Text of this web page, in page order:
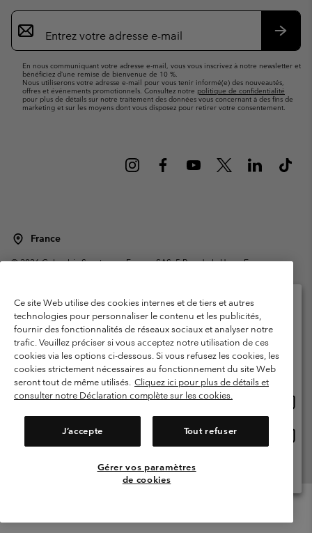
Inscription
par
e-
En nous communiquant votre adresse e-mail, vous vous inscrivez à notre newsletter et
bénéficiez d’une remise de bienvenue de 10 %.
Nous utiliserons votre adresse e-mail pour vous tenir informé(e) des nouveautés,
offres et événements promotionnels. Consultez notre politique de confidentialité
pour plus de détails sur notre traitement des données vous concernant à des fins de
marketing et sur les moyens dont vous disposez pour retirer votre consentement.
France
©2026Columbia Sportswear Europe SAS. 5 Rue de la Haye, Espace
Garanties Légales
Politique de confidentialité
Conditions d'utilisation - Membres
Conditions D'utilisation - Contenu généré par l'utilisateur
Impressum
Cookies
Public CBCR
Ce site Web utilise des cookies internes et de tiers et autres
technologies pour personnaliser le contenu et les publicités,
fournir des fonctionnalités de réseaux sociaux et analyser notre
trafic. Veuillez préciser si vous acceptez notre utilisation de ces
cookies via les options ci-dessous. Si vous refusez les cookies, les
cookies strictement nécessaires au fonctionnement du site Web
seront tout de même utilisés. Cliquez ici pour plus de détails et
consulter notre Déclaration complète sur les cookies.
J’accepte Tout refuser
Gérer vos paramètres
de cookies
Veuillez sélectionner votre pays d’expédition et
votre langue
Achats en ligne disponibles
United States
ligne
France
Voir Tous Les Pays